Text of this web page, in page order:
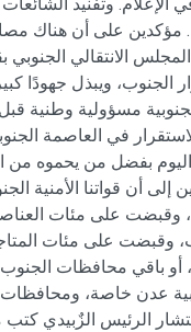
مؤكدين على أن هناك
المجلس الانتقالي
ويبذل جهودًا
مسؤولية وطنية
في العاصمة
بفضل من يحموه من
أن قواتنا الأمنية
وقبضت على مئات
وقبضت على مئات
باقي محافظات الجنوب،
عدن خاصة،
الرئيس الزٌبيدي